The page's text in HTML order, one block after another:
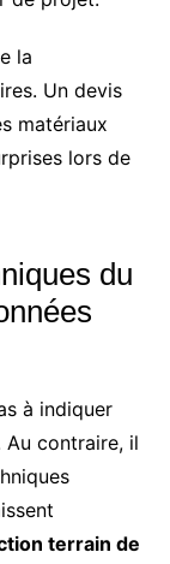
la
Un devis
matériaux
lors de
du
à indiquer
Au contraire, il
terrain de